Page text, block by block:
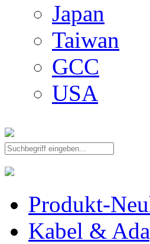
Japan
Taiwan
GCC
USA
Produkt-
Kabel &